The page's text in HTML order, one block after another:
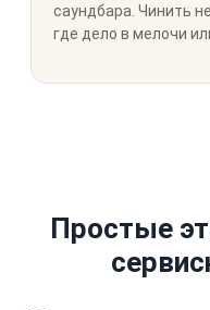
саундбара. Чинить
где дело в мелочи
Простые